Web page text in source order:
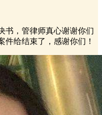
书，管律师真心谢谢你们
件给结束了，感谢你们！